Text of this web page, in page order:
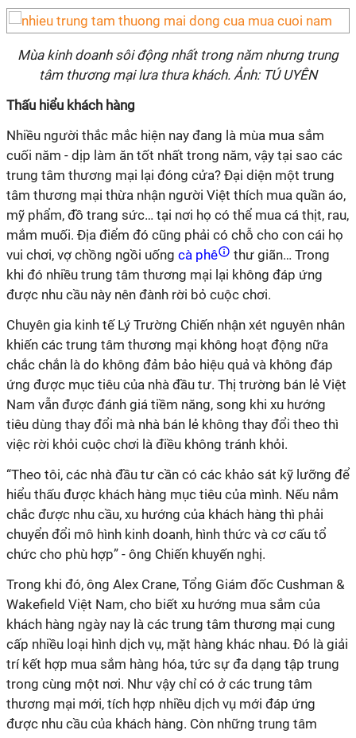
Mùa kinh doanh sôi động nhất trong năm nhưng trung
tâm thương mại lưa thưa khách. Ảnh: TÚ UYÊN
Thấu hiểu khách hàng
Nhiều người thắc mắc hiện nay đang là mùa mua sắm
cuối năm - dịp làm ăn tốt nhất trong năm, vậy tại sao các
trung tâm thương mại lại đóng cửa? Đại diện một trung
tâm thương mại thừa nhận người Việt thích mua quần áo,
mỹ phẩm, đồ trang sức… tại nơi họ có thể mua cá thịt, rau,
mắm muối. Địa điểm đó cũng phải có chỗ cho con cái họ
vui chơi, vợ chồng ngồi uống cà phê
thư giãn… Trong
khi đó nhiều trung tâm thương mại lại không đáp ứng
được nhu cầu này nên đành rời bỏ cuộc chơi.
Chuyên gia kinh tế Lý Trường Chiến nhận xét nguyên nhân
khiến các trung tâm thương mại không hoạt động nữa
chắc chắn là do không đảm bảo hiệu quả và không đáp
ứng được mục tiêu của nhà đầu tư. Thị trường bán lẻ Việt
Nam vẫn được đánh giá tiềm năng, song khi xu hướng
tiêu dùng thay đổi mà nhà bán lẻ không thay đổi theo thì
việc rời khỏi cuộc chơi là điều không tránh khỏi.
“Theo tôi, các nhà đầu tư cần có các khảo sát kỹ lưỡng để
hiểu thấu được khách hàng mục tiêu của mình. Nếu nắm
chắc được nhu cầu, xu hướng của khách hàng thì phải
chuyển đổi mô hình kinh doanh, hình thức và cơ cấu tổ
chức cho phù hợp” - ông Chiến khuyến nghị.
Trong khi đó, ông Alex Crane, Tổng Giám đốc Cushman &
Wakefield Việt Nam, cho biết xu hướng mua sắm của
khách hàng ngày nay là các trung tâm thương mại cung
cấp nhiều loại hình dịch vụ, mặt hàng khác nhau. Đó là giải
trí kết hợp mua sắm hàng hóa, tức sự đa dạng tập trung
trong cùng một nơi. Như vậy chỉ có ở các trung tâm
thương mại mới, tích hợp nhiều dịch vụ mới đáp ứng
được nhu cầu của khách hàng. Còn những trung tâm